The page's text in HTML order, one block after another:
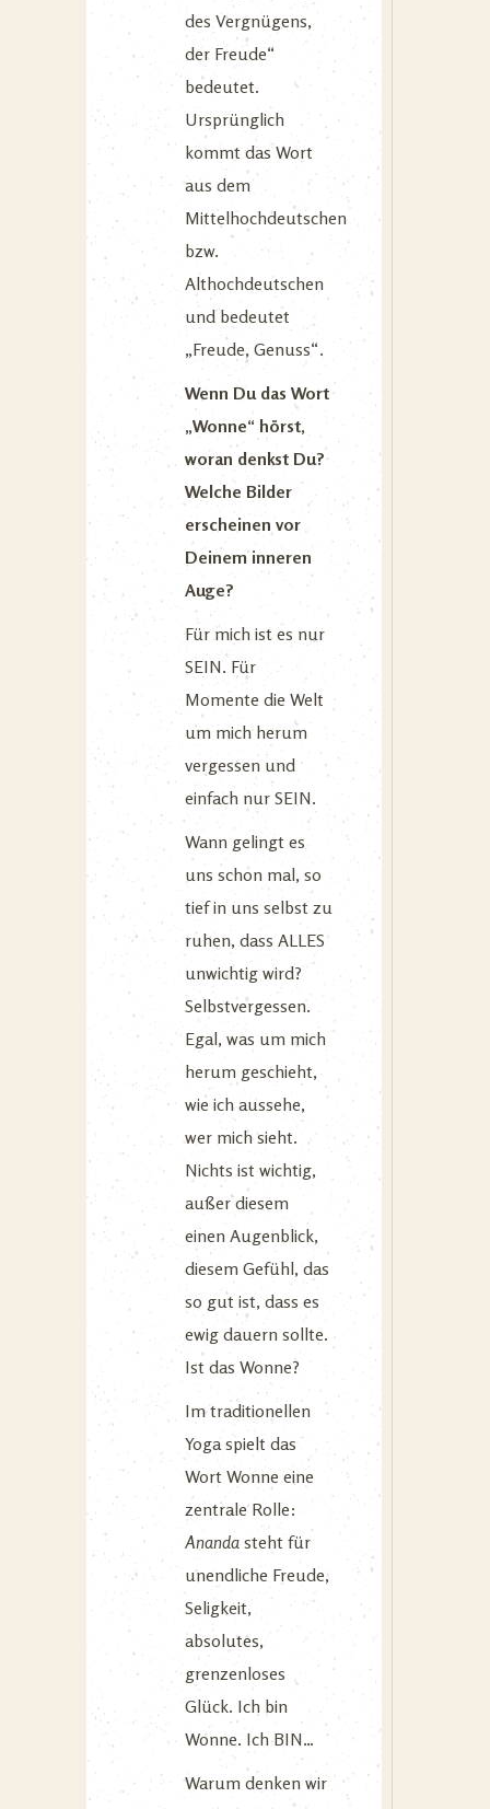
des Vergnügens,
der Freude“
bedeutet.
Ursprünglich
kommt das Wort
aus dem
Mittelhochdeutschen
bzw.
Althochdeutschen
und bedeutet
„Freude, Genuss“.
Wenn Du das Wort
„Wonne“ hörst,
woran denkst Du?
Welche Bilder
erscheinen vor
Deinem inneren
Auge?
Für mich ist es nur
SEIN. Für
Momente die Welt
um mich herum
vergessen und
einfach nur SEIN.
Wann gelingt es
uns schon mal, so
tief in uns selbst zu
ruhen, dass ALLES
unwichtig wird?
Selbstvergessen.
Egal, was um mich
herum geschieht,
wie ich aussehe,
wer mich sieht.
Nichts ist wichtig,
außer diesem
einen Augenblick,
diesem Gefühl, das
so gut ist, dass es
ewig dauern sollte.
Ist das Wonne?
Im traditionellen
Yoga spielt das
Wort Wonne eine
zentrale Rolle:
Ananda steht für
unendliche Freude,
Seligkeit,
absolutes,
grenzenloses
Glück. Ich bin
Wonne. Ich BIN…
Warum denken wir